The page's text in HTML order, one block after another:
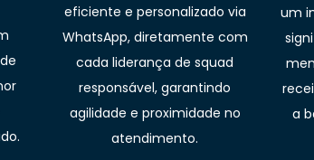
eficiente e personalizado via
WhatsApp, diretamente com
cada liderança de squad
responsável, garantindo
agilidade e proximidade no
atendimento.
um
a